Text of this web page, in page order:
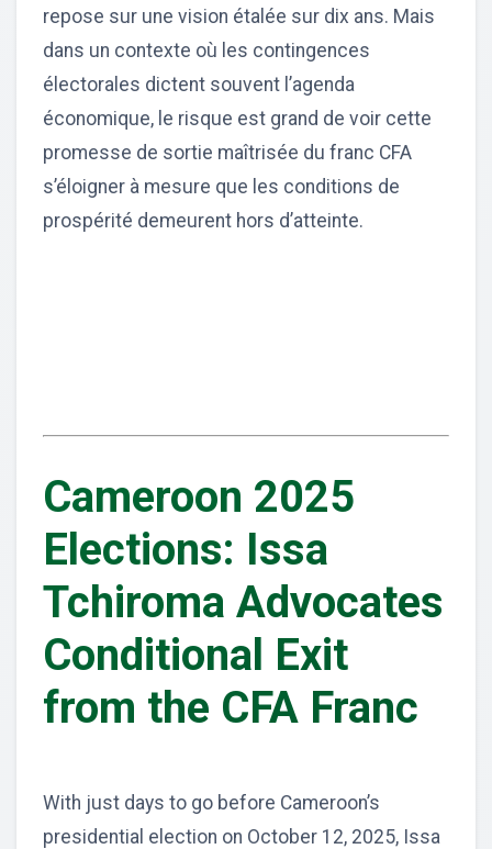
repose sur une vision étalée sur dix ans. Mais
dans un contexte où les contingences
électorales dictent souvent l’agenda
économique, le risque est grand de voir cette
promesse de sortie maîtrisée du franc CFA
s’éloigner à mesure que les conditions de
prospérité demeurent hors d’atteinte.
Cameroon 2025
Elections: Issa
Tchiroma Advocates
Conditional Exit
from the CFA Franc
With just days to go before Cameroon’s
presidential election on October 12, 2025, Issa